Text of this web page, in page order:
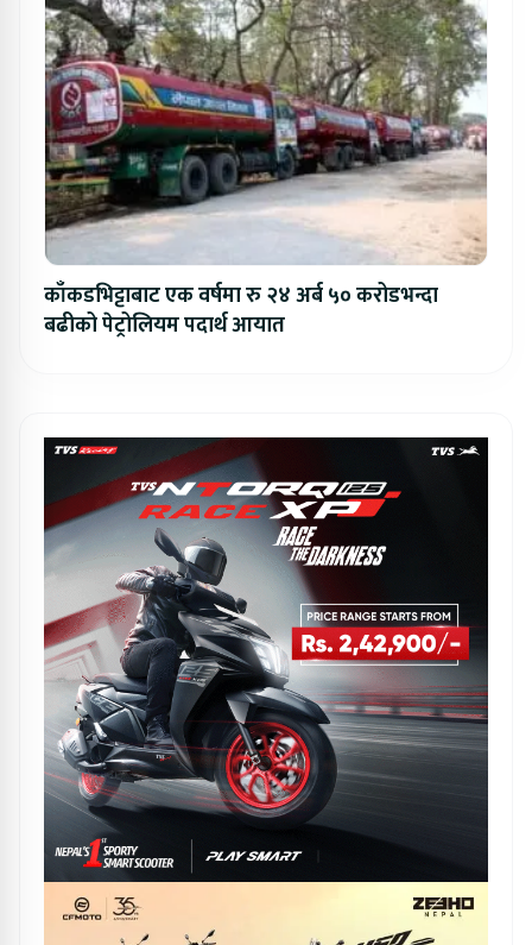
काँकडभिट्टाबाट एक वर्षमा रु २४ अर्ब ५० करोडभन्दा
बढीको पेट्रोलियम पदार्थ आयात